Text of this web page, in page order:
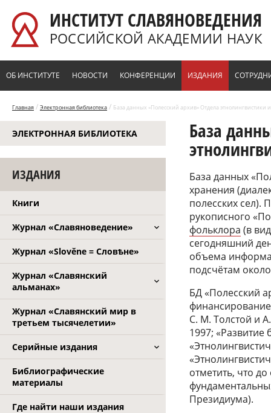
ИНСТИТУТ СЛАВЯНОВЕДЕНИЯ
РОССИЙСКОЙ АКАДЕМИИ НАУК
ОБ ИНСТИТУТЕ НОВОСТИ КОНФЕРЕНЦИИ ИЗДАНИЯ
Главная / Электронная библиотека / База данных «Полесский архив» Отдела этнолингвистики
ЭЛЕКТРОННАЯ БИБЛИОТЕКА
ИЗДАНИЯ
Книги
Журнал «Славяноведение»
Журнал «Slověne = Словѣне»
Журнал «Славянский
альманах»
Журнал «Славянский мир в
третьем тысячелетии»
Серийные издания
Библиографические
материалы
Где найти наши издания
База
База данных
хранения
полесских сел).
рукописного
фольклора (в
сегодняшний
объема
подсчётам
БД «Полесский
С. М. Толстой и
1997; «Развитие
отметить, что
Президиума).